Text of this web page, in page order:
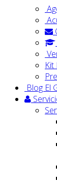
Kit
Blog El